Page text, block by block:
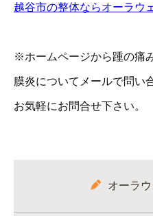
越谷市の整体ならオーラウ
※ホームページから踵の痛
膜炎についてメールで問い
お気軽にお問合せ下さい。
オーラ